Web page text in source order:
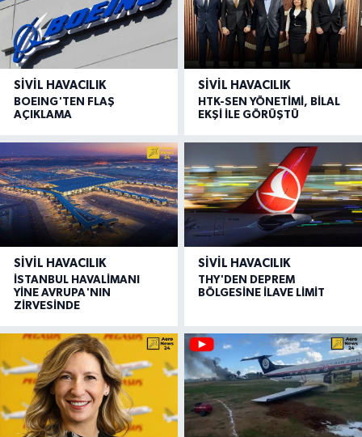
SIVIL HAVACILIK
BOEING'TEN FLAŞ
AÇIKLAMA
SIVIL HAVACILIK
HTK-SEN YÖNETİMİ, BİLAL
EKŞİ İLE GÖRÜŞTÜ
SIVIL HAVACILIK
İSTANBUL HAVALİMANI
YİNE AVRUPA'NIN
ZİRVESİNDE
SIVIL HAVACILIK
THY'DEN DEPREM
BÖLGESİNE İLAVE LİMİT